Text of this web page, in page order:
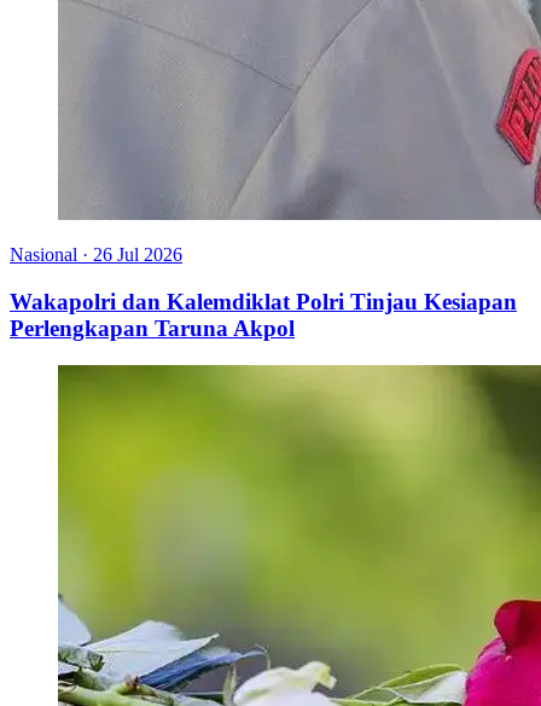
Nasional · 26 Jul 2026
Wakapolri dan Kalemdiklat Polri Tinjau Kesiapan
Perlengkapan Taruna Akpol